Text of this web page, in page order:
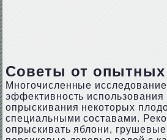
Советы от опытных
Многочисленные
эффективность использования
опрыскивания некоторых
специальными составами.
опрыскивать яблони,